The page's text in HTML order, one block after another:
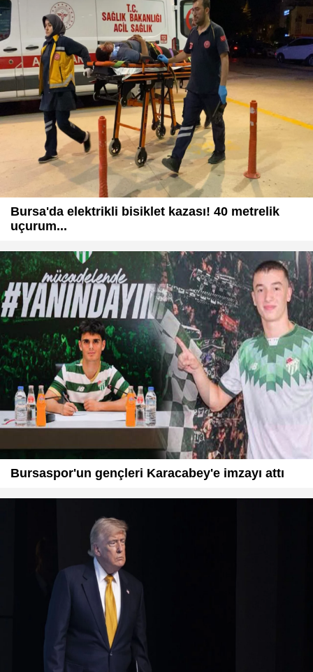
Bursa'da elektrikli bisiklet kazası! 40 metrelik
uçurum...
Bursaspor'un gençleri Karacabey'e imzayı attı